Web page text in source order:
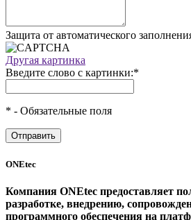
Защита от автоматического
Другая картинка
Введите слово с картинки:*
* - Обязательные поля
ONEtec
Компания ONEtec предоставляет
разработке, внедрению,
программного обеспечения на